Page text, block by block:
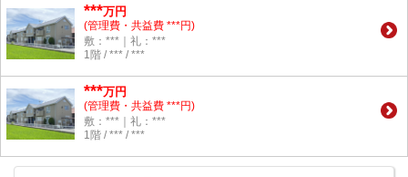
***万円
(管理費・共益費 ***円)
敷：***｜礼：***
1階 / *** / ***
***万円
(管理費・共益費 ***円)
敷：***｜礼：***
1階 / *** / ***